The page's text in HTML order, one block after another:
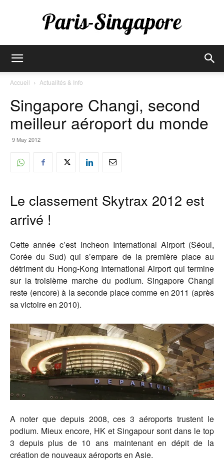
Singapore
Accueil Actualités & Info
Singapore Changi, second
meilleur aéroport du monde
9 May 2012
Le classement Skytrax 2012 est
arrivé !
Cette année c’est Incheon International Airport (Séoul,
Corée du Sud) qui s’empare de la première place au
détriment du Hong-Kong International Airport qui termine
sur la troisième marche du podium. Singapore Changi
reste (encore) à la seconde place comme en 2011 (après
sa victoire en 2010).
A noter que depuis 2008, ces 3 aéroports trustent le
podium. Mieux encore, HK et Singapour sont dans le top
3 depuis plus de 10 ans maintenant en dépit de la
création de nouveaux aéroports en Asie.